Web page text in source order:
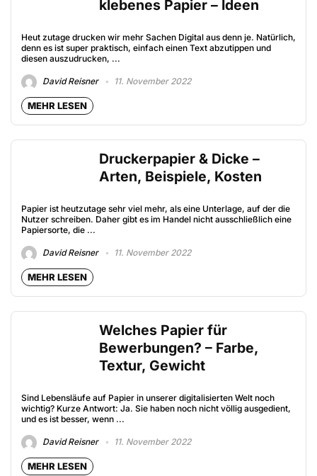
klebenes Papier – Ideen
Heut zutage drucken wir mehr Sachen Digital aus denn je. Natürlich,
denn es ist super praktisch, einfach einen Text abzutippen und
diesen auszudrucken, ...
David Reisner 11. November 2022
MEHR LESEN
Druckerpapier & Dicke –
Arten, Beispiele, Kosten
Papier ist heutzutage sehr viel mehr, als eine Unterlage, auf der die
Nutzer schreiben. Daher gibt es im Handel nicht ausschließlich eine
Papiersorte, die ...
David Reisner 11. November 2022
MEHR LESEN
Welches Papier für
Bewerbungen? – Farbe,
Textur, Gewicht
Sind Lebensläufe auf Papier in unserer digitalisierten Welt noch
wichtig? Kurze Antwort: Ja. Sie haben noch nicht völlig ausgedient,
und es ist besser, wenn ...
David Reisner 11. November 2022
MEHR LESEN